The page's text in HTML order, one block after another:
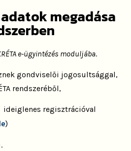
megadása
e-ügyintézés moduljába.
gondviselői jogosultsággal,
rendszeréből,
regisztrációval
)